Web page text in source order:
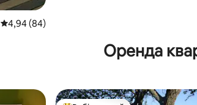
Середня оцінка: 4,94 з 5, відгуки: 84
4,94 (84)
Оренда